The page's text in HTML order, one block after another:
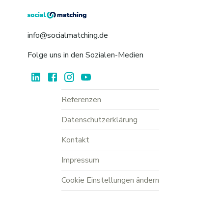
info@socialmatching.de
Folge uns in den Sozialen-Medien
Referenzen
Datenschutzerklärung
Kontakt
Impressum
Cookie Einstellungen ändern